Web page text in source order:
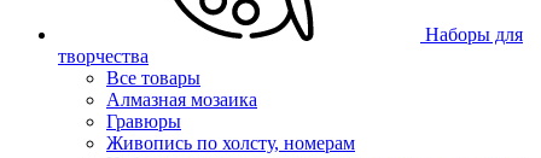
Наборы для
творчества
Все товары
Алмазная мозаика
Гравюры
Живопись по холсту, номерам